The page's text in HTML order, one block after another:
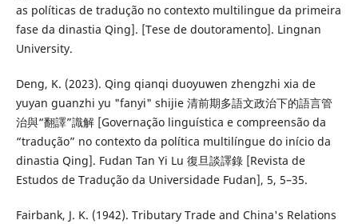
as políticas de tradução no contexto multilingue da primeira
fase da dinastia Qing]. [Tese de doutoramento]. Lingnan
University.
Deng, K. (2023). Qing qianqi duoyuwen zhengzhi xia de
yuyan guanzhi yu "fanyi" shijie 清前期多語文政治下的語言管
治與“翻譯”識解 [Governação linguística e compreensão da
“tradução” no contexto da política multilíngue do início da
dinastia Qing]. Fudan Tan Yi Lu 復旦談譯錄 [Revista de
Estudos de Tradução da Universidade Fudan], 5, 5–35.
Fairbank, J. K. (1942). Tributary Trade and China's Relations